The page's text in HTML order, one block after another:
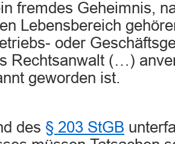
fremdes Geheimnis,
Lebensbereich
oder
Rechtsanwalt (…)
geworden ist.
des § 203 StGB